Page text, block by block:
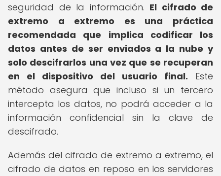
seguridad de la información. El cifrado de
extremo a extremo es una práctica
recomendada que implica codificar los
datos antes de ser enviados a la nube y
solo descifrarlos una vez que se recuperan
en el dispositivo del usuario final. Este
método asegura que incluso si un tercero
intercepta los datos, no podrá acceder a la
información confidencial sin la clave de
descifrado.
Además del cifrado de extremo a extremo, el
cifrado de datos en reposo en los servidores